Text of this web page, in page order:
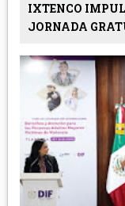
IXTENCO
JORNADA